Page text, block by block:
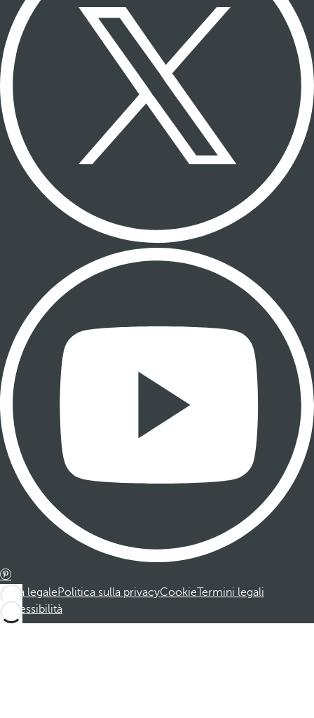
Nota legalePolitica sulla privacyCookieTermini legali
Accessibilità